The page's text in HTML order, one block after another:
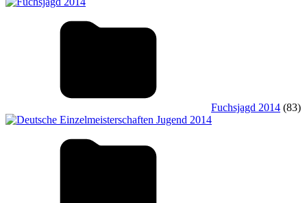
Fuchsjagd 2014 (83)